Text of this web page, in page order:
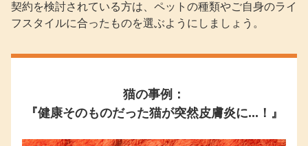
契約を検討されている方は、ペットの種類やご自身のライ
フスタイルに合ったものを選ぶようにしましょう。
猫の事例：
『健康そのものだった猫が突然皮膚炎に...！』